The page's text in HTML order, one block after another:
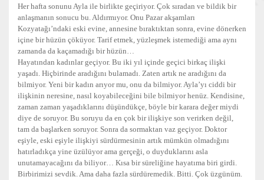
Her hafta sonunu Ayla ile birlikte geçiriyor. Çok sıradan ve bildik bir
anlaşmanın sonucu bu. Aldırmıyor. Onu Pazar akşamları
Kozyatağı’ndaki eski evine, annesine bıraktıktan sonra, evine dönerken
içine bir hüzün çöküyor. Tarif etmek, yüzleşmek istemediği ama aynı
zamanda da kaçamadığı bir hüzün…
Hayatından kadınlar geçiyor. Bu iki yıl içinde geçici birkaç ilişki
yaşadı. Hiçbirinde aradığını bulamadı. Zaten artık ne aradığını da
bilmiyor. Yeni bir kadın arıyor mu, onu da bilmiyor. Ayla’yı ciddi bir
ilişkinin neresine, nasıl koyabileceğini bile bilmiyor henüz. Kendisine,
zaman zaman yaşadıklarını düşündükçe, böyle bir karara değer miydi
diye de soruyor. Bu soruyu da en çok bir ilişkiye son verirken değil,
tam da başlarken soruyor. Sonra da sormaktan vaz geçiyor. Doktor
eşiyle, eski eşiyle ilişkiyi sürdürmesinin artık mümkün olmadığını
hatırladıkça yine üzülüyor ama gerçeği, o duyduklarını asla
unutamayacağını da biliyor… Kısa bir süreliğine hayatıma biri girdi.
Birbirimizi sevdik. Ama daha fazla sürdüremedik. Bitti. Çok üzgünüm.